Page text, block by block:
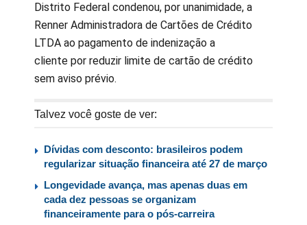
Distrito Federal condenou, por unanimidade, a
Renner Administradora de Cartões de Crédito
LTDA ao pagamento de indenização a
cliente por reduzir limite de cartão de crédito
sem aviso prévio.
Talvez você goste de ver:
Dívidas com desconto: brasileiros podem
regularizar situação financeira até 27 de março
Longevidade avança, mas apenas duas em
cada dez pessoas se organizam
financeiramente para o pós-carreira